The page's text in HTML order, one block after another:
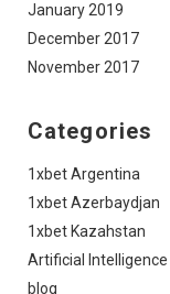
January 2019
December 2017
November 2017
Categories
1xbet Argentina
1xbet Azerbaydjan
1xbet Kazahstan
Artificial Intelligence
blog